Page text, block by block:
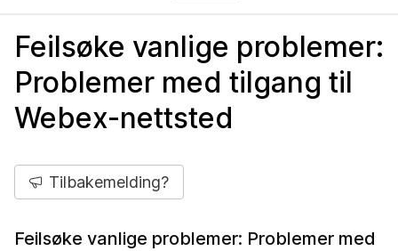
Feilsøke vanlige problemer:
Problemer med tilgang til
Webex-nettsted
Tilbakemelding?
Feilsøke vanlige problemer: Problemer med